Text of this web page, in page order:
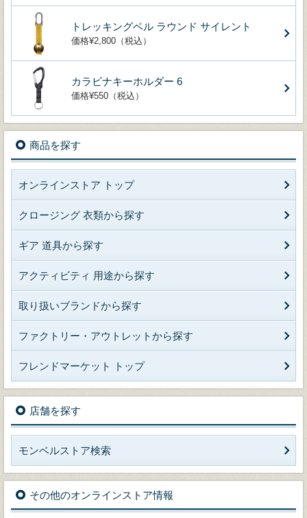
トレッキングベル ラウンド サイレント
価格¥2,800（税込）
カラビナキーホルダー 6
価格¥550（税込）
商品を探す
オンラインストア トップ
クロージング 衣類から探す
ギア 道具から探す
アクティビティ 用途から探す
取り扱いブランドから探す
ファクトリー・アウトレットから探す
フレンドマーケット トップ
店舗を探す
モンベルストア検索
その他のオンラインストア情報